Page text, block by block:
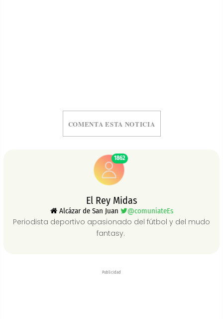
COMENTA ESTA NOTICIA
1862
El Rey Midas
Alcázar de San Juan @comuniateEs
Periodista deportivo apasionado del fútbol y del mudo
fantasy.
Publicidad